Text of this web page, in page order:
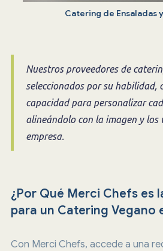
Catering de Ensaladas
Nuestros proveedores de
seleccionados por su habilidad,
capacidad para personalizar
alineándolo con la imagen y los
empresa.
¿Por Qué Merci Chefs es
para un Catering Vegano
Con Merci Chefs, accede a una